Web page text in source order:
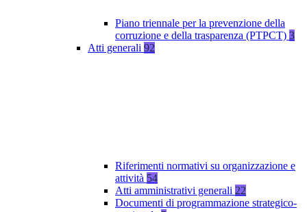
Piano triennale per la prevenzione della
corruzione e della trasparenza (PTPCT) 3
Atti generali 92
Riferimenti normativi su organizzazione e
attività 54
Atti amministrativi generali 22
Documenti di programmazione strategico-